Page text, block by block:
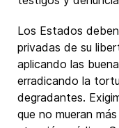
Los Estados
privadas de su
aplicando las
erradicando la
degradantes.
que no mueran